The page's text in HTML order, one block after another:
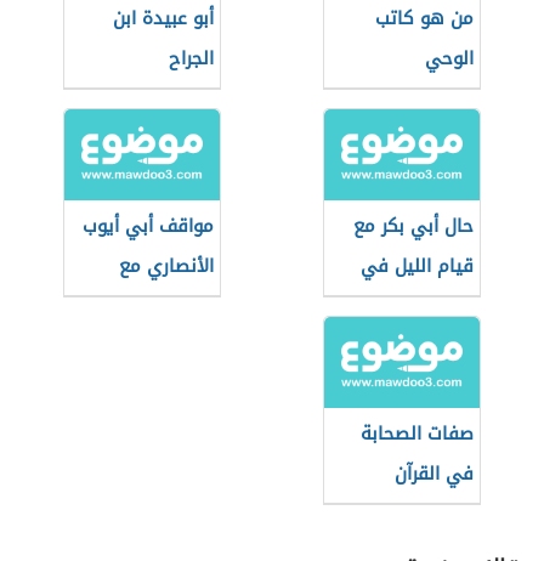
من هو كاتب
الوحي
أبو عبيدة ابن
الجراح
حال أبي بكر مع
قيام الليل في
رمضان
مواقف أبي أيوب
الأنصاري مع
الرسول الكريم
صفات الصحابة
في القرآن